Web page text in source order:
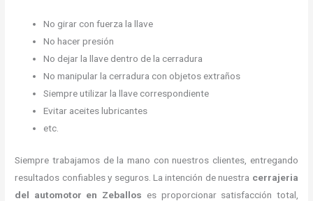
No girar con fuerza la llave
No hacer presión
No dejar la llave dentro de la cerradura
No manipular la cerradura con objetos extraños
Siempre utilizar la llave correspondiente
Evitar aceites lubricantes
etc.
Siempre trabajamos de la mano con nuestros clientes, entregando
resultados confiables y seguros. La intención de nuestra cerrajeria
del automotor en Zeballos es proporcionar satisfacción total,